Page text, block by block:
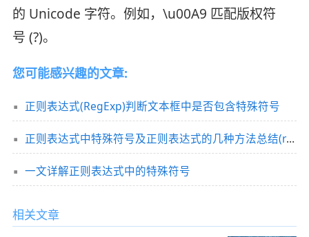
的 Unicode 字符。例如，\u00A9 匹配版权符
号 (?)。
您可能感兴趣的文章:
正则表达式(RegExp)判断文本框中是否包含特殊符号
正则表达式中特殊符号及正则表达式的几种方法总结(replace,test,search)
一文详解正则表达式中的特殊符号
相关文章